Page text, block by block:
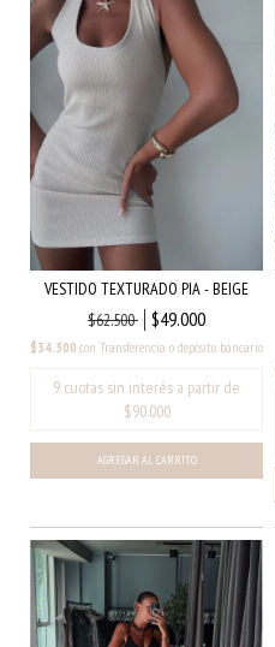
VESTIDO TEXTURADO PIA - BEIGE
$62.500
$49.000
$34.300 con Transferencia o depósito bancario